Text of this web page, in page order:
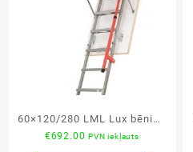
60×120/280 LML Lux bēniņu
kāpnes
€692.00 PVN iekļauts